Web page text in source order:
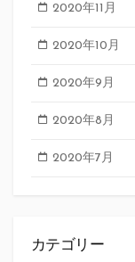
2020年11月
2020年10月
2020年9月
2020年8月
2020年7月
カテゴリー